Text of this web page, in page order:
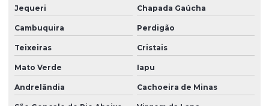
Jequeri Chapada Gaúcha
Cambuquira Perdigão
Teixeiras Cristais
Mato Verde Iapu
Andrelândia Cachoeira de Minas